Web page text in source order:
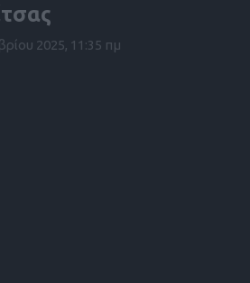
2025, 11:35 πμ